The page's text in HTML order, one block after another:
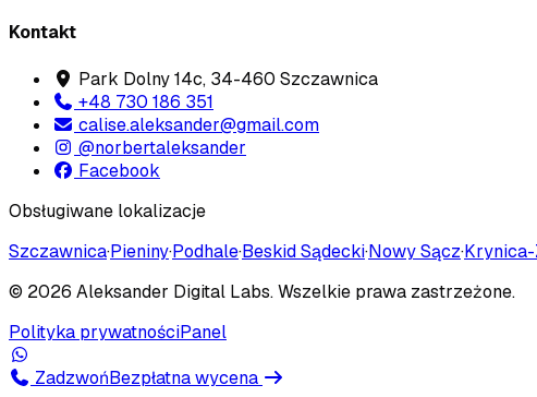
Kontakt
Park Dolny 14c, 34-460 Szczawnica
+48 730 186 351
calise.aleksander@gmail.com
@norbertaleksander
Facebook
Obsługiwane lokalizacje
Szczawnica·Pieniny·Podhale·Beskid Sądecki·Nowy Sącz·
© 2026 Aleksander Digital Labs. Wszelkie prawa zastrzeżone.
Polityka prywatnościPanel
ZadzwońBezpłatna wycena